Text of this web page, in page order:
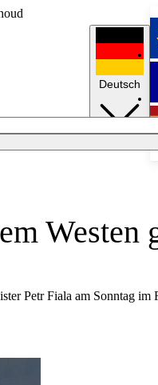
Deutsch
Westen
Petr Fiala am Sonntag